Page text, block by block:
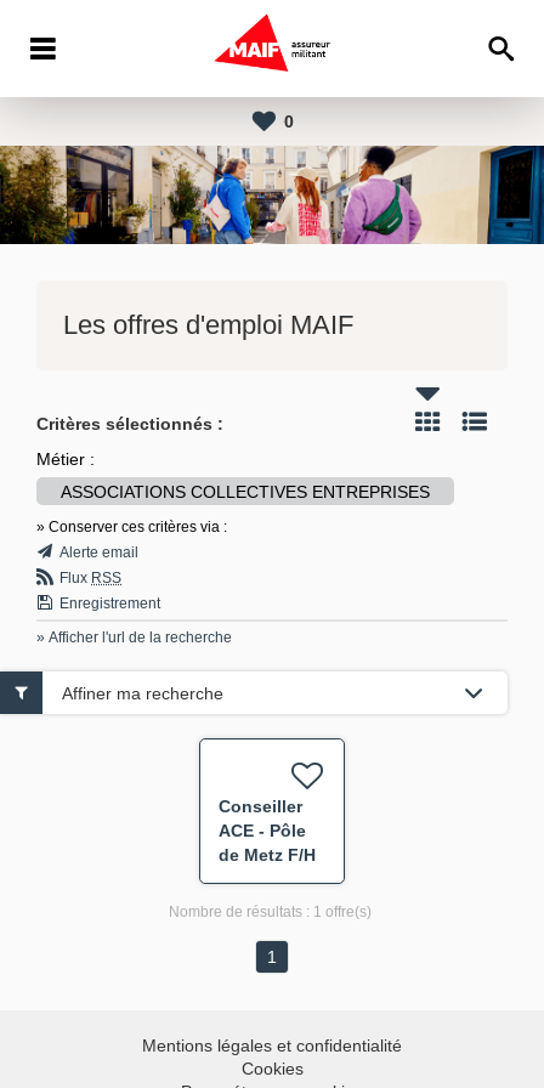
0
Les offres d'emploi MAIF
Critères sélectionnés :
Métier :
ASSOCIATIONS COLLECTIVES ENTREPRISES
» Conserver ces critères via :
Alerte email
Flux RSS
Enregistrement
» Afficher l'url de la recherche
Conseiller
ACE - Pôle
de Metz F/H
Affiner ma recherche
Nombre de résultats : 1 offre(s)
1
Mentions légales et confidentialité
Cookies